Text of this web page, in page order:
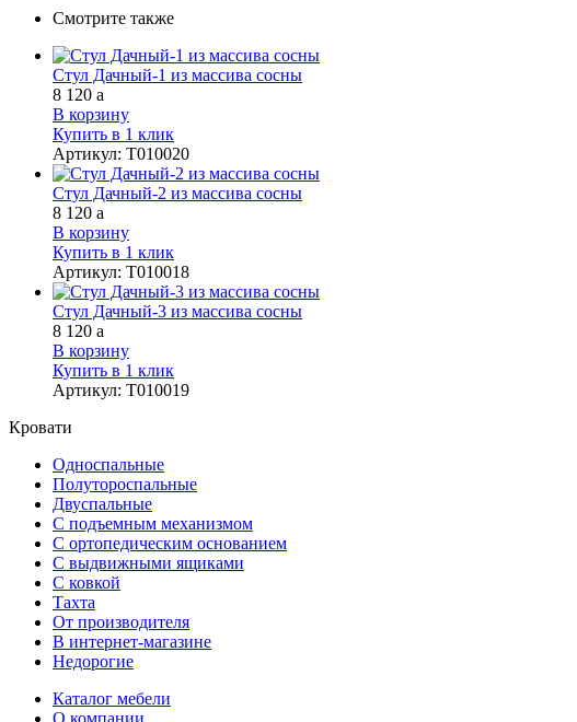
Смотрите также
Стул Дачный-1 из массива сосны
8 120 a
В корзину
Купить в 1 клик
Артикул: Т010020
Стул Дачный-2 из массива сосны
8 120 a
В корзину
Купить в 1 клик
Артикул: Т010018
Стул Дачный-3 из массива сосны
8 120 a
В корзину
Купить в 1 клик
Артикул: Т010019
Кровати
Односпальные
Полутороспальные
Двуспальные
С подъемным механизмом
С ортопедическим основанием
С выдвижными ящиками
С ковкой
Тахта
От производителя
В интернет-магазине
Недорогие
Каталог мебели
О компании